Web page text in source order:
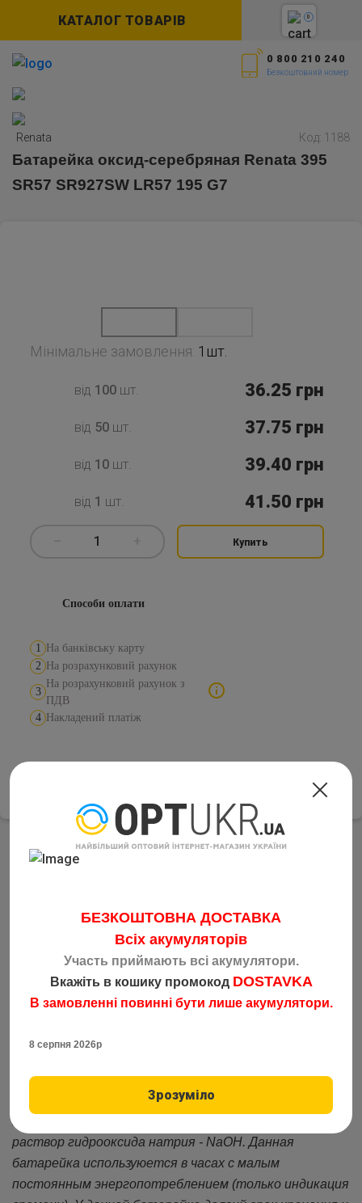
КАТАЛОГ ТОВАРІВ 0
0 800 210 240
Безкоштовний номер
Renata Код: 1188
Батарейка оксид-серебряная Renata 395
SR57 SR927SW LR57 195 G7
Мінімальне замовлення: 1шт.
від 100шт. 36.25 грн
від 50шт. 37.75 грн
від 10шт. 39.40 грн
від 1 шт. 41.50 грн
1 Купить
Способи оплати
1
На банківську карту
2
На розрахунковий рахунок
3
На розрахунковий рахунок з
ПДВ
4
Накладений платіж
Оксид-серебряная батарейка
Типоразмер : G7/R395
Напряжение : 1.55V
Количество в ящике :
Тип упаковки :
blister card/10pcs
Оксид-серебряная часовая батарейка Retana R395
качестве электролита использует гелеобразный
раствор гидрооксида натрия - NaOH. Данная
батарейка используюется в часах с малым
постоянным энергопотреблением (только индикация
БЕЗКОШТОВНА ДОСТАВКА
Всіх акумуляторів
Участь приймають всі акумулятори.
Вкажіть в кошику промокод DOSTAVKA
В замовленні повинні бути лише акумулятори.
8 серпня 2026р
Зрозуміло